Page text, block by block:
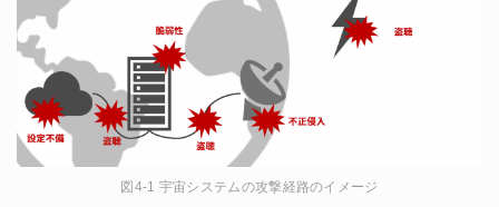
図4-1 宇宙システムの攻撃経路のイメージ